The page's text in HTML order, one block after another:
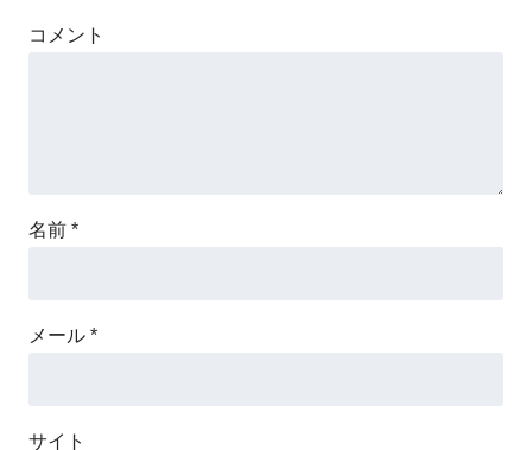
コメント
名前 *
メール *
サイト